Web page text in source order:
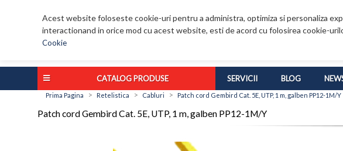
Acest website foloseste cookie-uri pentru a administra, optimiza si personaliza
interactionand in orice mod cu acest website, esti de acord cu folosirea cookie-
Cookie
CATALOG PRODUSE SERVICII BLOG
Prima Pagina > Retelistica > Cabluri > Patch cord Gembird Cat. 5E, UTP, 1 m, galben PP12-1M/Y
Patch cord Gembird Cat. 5E, UTP, 1 m, galben PP12-1M/Y